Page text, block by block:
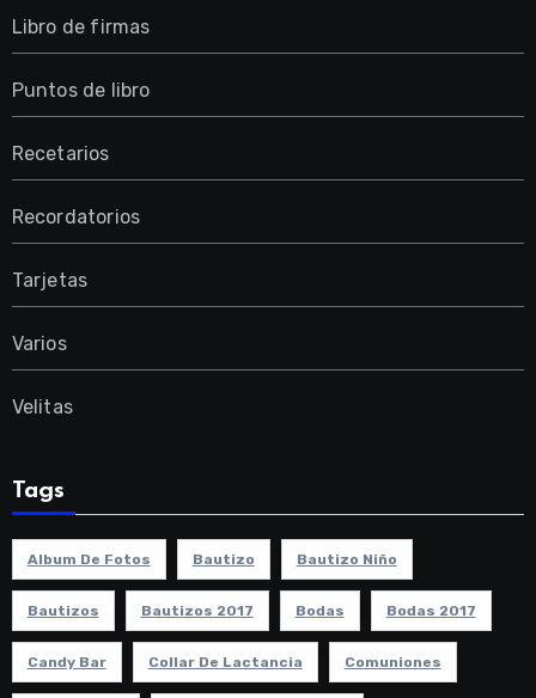
Libro de firmas
Puntos de libro
Recetarios
Recordatorios
Tarjetas
Varios
Velitas
Tags
Album De Fotos Bautizo Bautizo Niño
Bautizos Bautizos 2017 Bodas Bodas 2017
Candy Bar Collar De Lactancia Comuniones